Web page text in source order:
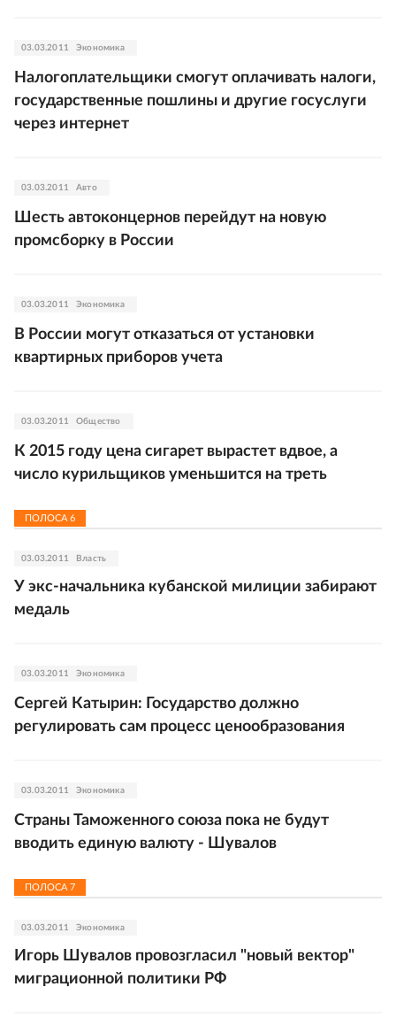
03.03.2011 Экономика
Налогоплательщики смогут оплачивать налоги,
государственные пошлины и другие госуслуги
через интернет
03.03.2011 Авто
Шесть автоконцернов перейдут на новую
промсборку в России
03.03.2011 Экономика
В России могут отказаться от установки
квартирных приборов учета
03.03.2011 Общество
К 2015 году цена сигарет вырастет вдвое, а
число курильщиков уменьшится на треть
ПОЛОСА 6
03.03.2011 Власть
У экс-начальника кубанской милиции забирают
медаль
03.03.2011 Экономика
Сергей Катырин: Государство должно
регулировать сам процесс ценообразования
03.03.2011 Экономика
Страны Таможенного союза пока не будут
вводить единую валюту - Шувалов
ПОЛОСА 7
03.03.2011 Экономика
Игорь Шувалов провозгласил "новый вектор"
миграционной политики РФ